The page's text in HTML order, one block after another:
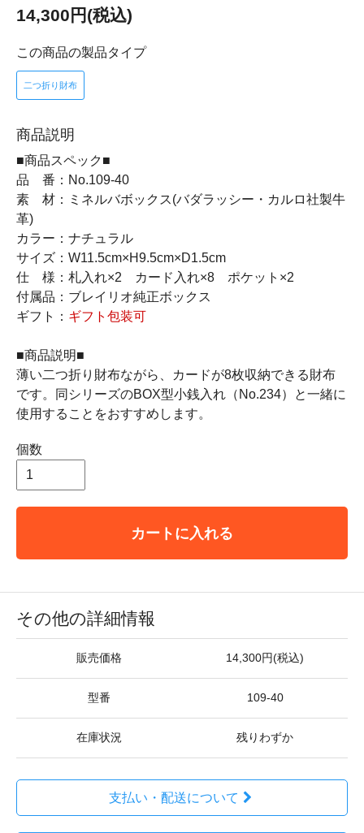
14,300円(税込)
この商品の製品タイプ
二つ折り財布
商品説明
■商品スペック■
品 番：No.109-40
素 材：ミネルバボックス(バダラッシー・カルロ社製牛
革)
カラー：ナチュラル
サイズ：W11.5cm×H9.5cm×D1.5cm
仕 様：札入れ×2 カード入れ×8 ポケット×2
付属品：ブレイリオ純正ボックス
ギフト： ギフト包装可
■商品説明■
薄い二つ折り財布ながら、カードが8枚収納できる財布
です。同シリーズのBOX型小銭入れ（No.234）と一緒に
使用することをおすすめします。
個数
カートに入れる
その他の詳細情報
販売価格 14,300円(税込)
型番 109-40
在庫状況 残りわずか
支払い・配送について